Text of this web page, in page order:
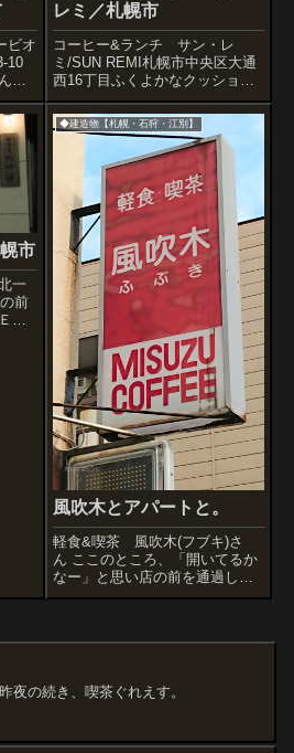
ビオ
10
無
い
、
来
か
で
レミ／札幌市
コーヒー&ランチ サン・レ
ミ/SUN REMI札幌市中央区大通
西16丁目ふくよかなクッション
のソファが並ぶ静かな店内。北
海道勤労文化会館の1Fにあるか
らか、客層はなんとなく文化的
なマダムが多い。残念ながら閉
店しました。2016.7の様子で
市
一
前
Ｖ
◆建造物【札幌・石狩・江別】
風吹木とアパートと。
軽食&喫茶 風吹木(フブキ)さ
ん ここのところ、「開いてるか
なー」と思い店の前を通過して
もいつもタイミングが悪く開い
開いていた! 風吹木は昔飼って
ナ...
昨夜の続き、喫茶ぐれえす。